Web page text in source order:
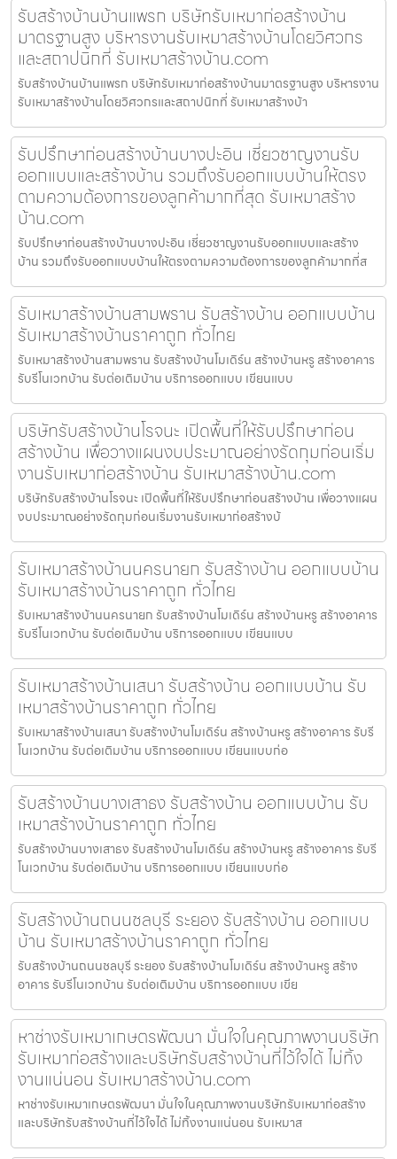
รับสร้างบ้านบ้านแพรก บริษัทรับเหมาก่อสร้างบ้าน
มาตรฐานสูง บริหารงานรับเหมาสร้างบ้านโดยวิศวกร
และสถาปนิกที่ รับเหมาสร้างบ้าน.com
รับสร้างบ้านบ้านแพรก บริษัทรับเหมาก่อสร้างบ้านมาตรฐานสูง บริหารงาน
รับเหมาสร้างบ้านโดยวิศวกรและสถาปนิกที่ รับเหมาสร้างบ้า
รับปรึกษาก่อนสร้างบ้านบางปะอิน เชี่ยวชาญงานรับ
ออกแบบและสร้างบ้าน รวมถึงรับออกแบบบ้านให้ตรง
ตามความต้องการของลูกค้ามากที่สุด รับเหมาสร้าง
บ้าน.com
รับปรึกษาก่อนสร้างบ้านบางปะอิน เชี่ยวชาญงานรับออกแบบและสร้าง
บ้าน รวมถึงรับออกแบบบ้านให้ตรงตามความต้องการของลูกค้ามากที่ส
รับเหมาสร้างบ้านสามพราน รับสร้างบ้าน ออกแบบบ้าน
รับเหมาสร้างบ้านราคาถูก ทั่วไทย
รับเหมาสร้างบ้านสามพราน รับสร้างบ้านโมเดิร์น สร้างบ้านหรู สร้างอาคาร
รับรีโนเวทบ้าน รับต่อเติมบ้าน บริการออกแบบ เขียนแบบ
บริษัทรับสร้างบ้านโรจนะ เปิดพื้นที่ให้รับปรึกษาก่อน
สร้างบ้าน เพื่อวางแผนงบประมาณอย่างรัดกุมก่อนเริ่ม
งานรับเหมาก่อสร้างบ้าน รับเหมาสร้างบ้าน.com
บริษัทรับสร้างบ้านโรจนะ เปิดพื้นที่ให้รับปรึกษาก่อนสร้างบ้าน เพื่อวางแผน
งบประมาณอย่างรัดกุมก่อนเริ่มงานรับเหมาก่อสร้างบ้
รับเหมาสร้างบ้านนครนายก รับสร้างบ้าน ออกแบบบ้าน
รับเหมาสร้างบ้านราคาถูก ทั่วไทย
รับเหมาสร้างบ้านนครนายก รับสร้างบ้านโมเดิร์น สร้างบ้านหรู สร้างอาคาร
รับรีโนเวทบ้าน รับต่อเติมบ้าน บริการออกแบบ เขียนแบบ
รับเหมาสร้างบ้านเสนา รับสร้างบ้าน ออกแบบบ้าน รับ
เหมาสร้างบ้านราคาถูก ทั่วไทย
รับเหมาสร้างบ้านเสนา รับสร้างบ้านโมเดิร์น สร้างบ้านหรู สร้างอาคาร รับรี
โนเวทบ้าน รับต่อเติมบ้าน บริการออกแบบ เขียนแบบก่อ
รับสร้างบ้านบางเสาธง รับสร้างบ้าน ออกแบบบ้าน รับ
เหมาสร้างบ้านราคาถูก ทั่วไทย
รับสร้างบ้านบางเสาธง รับสร้างบ้านโมเดิร์น สร้างบ้านหรู สร้างอาคาร รับรี
โนเวทบ้าน รับต่อเติมบ้าน บริการออกแบบ เขียนแบบก่อ
รับสร้างบ้านถนนชลบุรี ระยอง รับสร้างบ้าน ออกแบบ
บ้าน รับเหมาสร้างบ้านราคาถูก ทั่วไทย
รับสร้างบ้านถนนชลบุรี ระยอง รับสร้างบ้านโมเดิร์น สร้างบ้านหรู สร้าง
อาคาร รับรีโนเวทบ้าน รับต่อเติมบ้าน บริการออกแบบ เขีย
หาช่างรับเหมาเกษตรพัฒนา มั่นใจในคุณภาพงานบริษัท
รับเหมาก่อสร้างและบริษัทรับสร้างบ้านที่ไว้ใจได้ ไม่ทิ้ง
งานแน่นอน รับเหมาสร้างบ้าน.com
หาช่างรับเหมาเกษตรพัฒนา มั่นใจในคุณภาพงานบริษัทรับเหมาก่อสร้าง
และบริษัทรับสร้างบ้านที่ไว้ใจได้ ไม่ทิ้งงานแน่นอน รับเหมาส